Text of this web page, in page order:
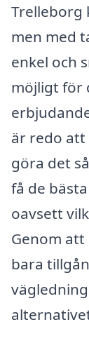
Trelleborg
men med
enkel och
möjligt för
är redo att
göra det
få de
oavsett
Genom
bara